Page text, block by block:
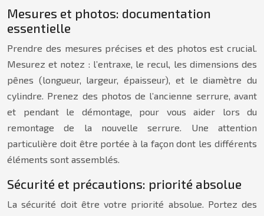
Mesures et photos: documentation
essentielle
Prendre des mesures précises et des photos est crucial.
Mesurez et notez : l’entraxe, le recul, les dimensions des
pênes (longueur, largeur, épaisseur), et le diamètre du
cylindre. Prenez des photos de l’ancienne serrure, avant
et pendant le démontage, pour vous aider lors du
remontage de la nouvelle serrure. Une attention
particulière doit être portée à la façon dont les différents
éléments sont assemblés.
Sécurité et précautions: priorité absolue
La sécurité doit être votre priorité absolue. Portez des